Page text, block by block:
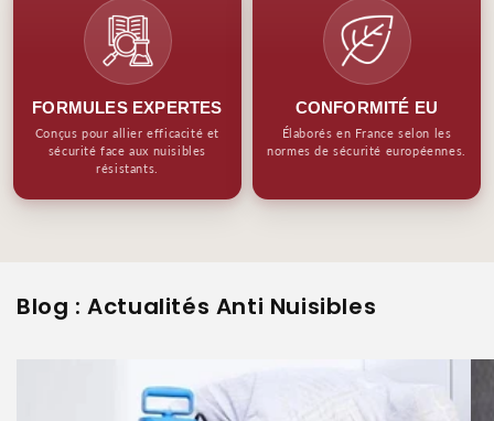
FORMULES EXPERTES
Conçus pour allier efficacité et
sécurité face aux nuisibles
résistants.
CONFORMITÉ EU
Élaborés en France selon les
normes de sécurité européennes.
Blog : Actualités Anti Nuisibles